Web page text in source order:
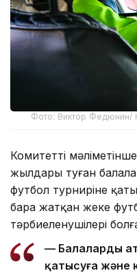
Фото: Виктор Федюнин/
Комитеттің
жылдары туған
футбол турниріне
бара жатқан жеке
тәрбиеленушілері
— Балалардың
қатысуға және